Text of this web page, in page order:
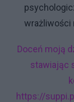
wrażliwości
Doceń moją
stawiając
https://